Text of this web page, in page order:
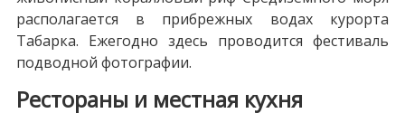
располагается в прибрежных водах курорта
Табарка. Ежегодно здесь проводится фестиваль
подводной фотографии.
Рестораны и местная кухня